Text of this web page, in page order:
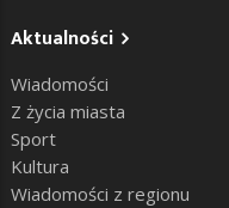
Aktualności
Wiadomości
Z życia miasta
Sport
Kultura
Wiadomości z regionu